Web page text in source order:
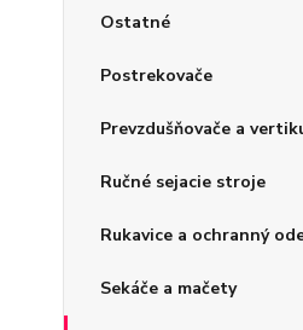
Ostatné
Postrekovače
Prevzdušňovače a
Ručné sejacie stroje
Rukavice a ochranný
Sekáče a mačety